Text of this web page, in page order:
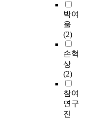
박여
울
(2)
손혁
상
(2)
참여
연구
진